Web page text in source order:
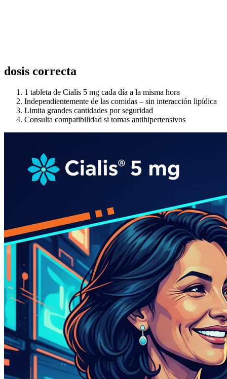
dosis correcta
1 tableta de Cialis 5 mg cada día a la misma hora
Independientemente de las comidas – sin interacción lipídica
Limita grandes cantidades por seguridad
Consulta compatibilidad si tomas antihipertensivos